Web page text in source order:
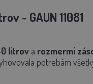
- GAUN 11081
litrova rozmermi
potrebám